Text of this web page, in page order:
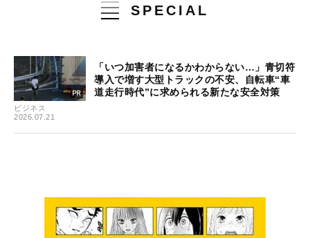
SPECIAL
ビジネス
2026.07.21
「いつ加害者になるかわからない…」青切符
導入で増す大型トラックの不安、自転車“車
道走行時代”に求められる新たな安全対策